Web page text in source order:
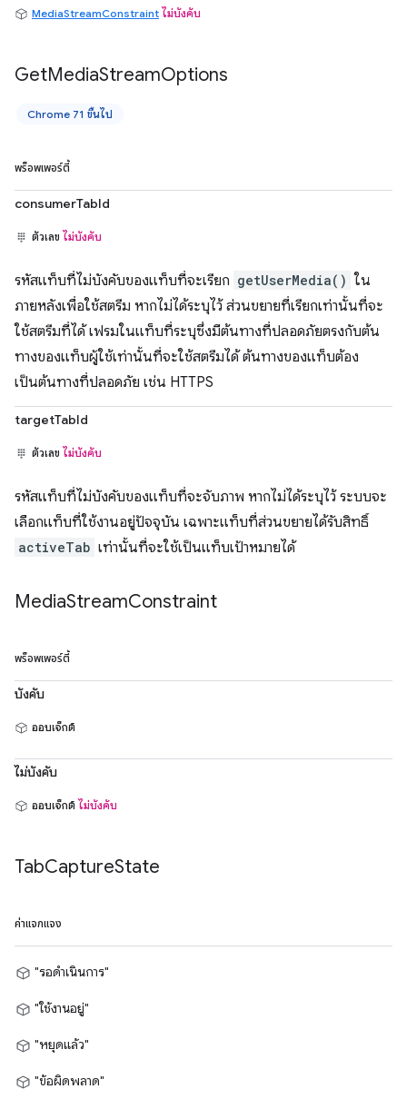
MediaStreamConstraint ไม่บังคับ
GetMediaStreamOptions
Chrome 71 ขึ้นไป
พร็อพเพอร์ตี้
consumerTabId
ตัวเลข ไม่บังคับ
รหัสแท็บที่ไม่บังคับของแท็บที่จะเรียก getUserMedia() ใน
ภายหลังเพื่อใช้สตรีม หากไม่ได้ระบุไว้ ส่วนขยายที่เรียกเท่านั้นที่จะ
ใช้สตรีมที่ได้ เฟรมในแท็บที่ระบุซึ่งมีต้นทางที่ปลอดภัยตรงกับต้น
ทางของแท็บผู้ใช้เท่านั้นที่จะใช้สตรีมได้ ต้นทางของแท็บต้อง
เป็นต้นทางที่ปลอดภัย เช่น HTTPS
targetTabId
ตัวเลข ไม่บังคับ
รหัสแท็บที่ไม่บังคับของแท็บที่จะจับภาพ หากไม่ได้ระบุไว้ ระบบจะ
เลือกแท็บที่ใช้งานอยู่ปัจจุบัน เฉพาะแท็บที่ส่วนขยายได้รับสิทธิ์
activeTab เท่านั้นที่จะใช้เป็นแท็บเป้าหมายได้
MediaStreamConstraint
พร็อพเพอร์ตี้
บังคับ
ออบเจ็กต์
ไม่บังคับ
ออบเจ็กต์ ไม่บังคับ
TabCaptureState
ค่าแจกแจง
"รอดำเนินการ"
"ใช้งานอยู่"
"หยุดแล้ว"
"ข้อผิดพลาด"